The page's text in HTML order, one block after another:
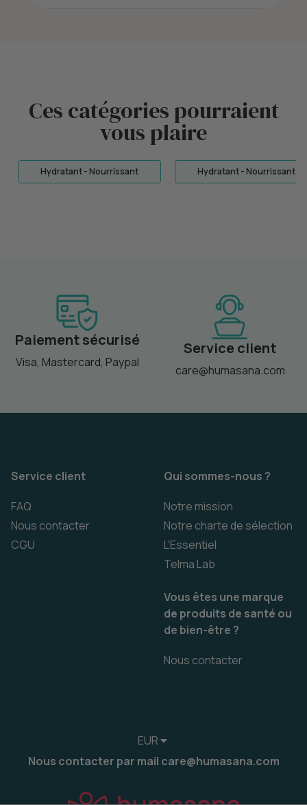
Ces catégories pourraient
vous plaire
Hydratant - Nourrissant Hydratant - Nourrissant
Paiement sécurisé
Visa, Mastercard, Paypal
Service client
care@humasana.com
Service client
FAQ
Nous contacter
CGU
Qui sommes-nous ?
Notre mission
Notre charte de sélection
L'Essentiel
Telma Lab
Vous êtes une marque
de produits de santé ou
de bien-être ?
Nous contacter
EUR
Nous contacter par mail care@humasana.com